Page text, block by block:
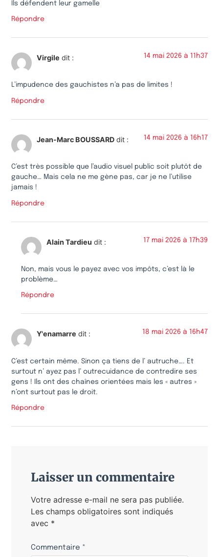
Ils défendent leur gamelle
Répondre
Virgile dit : 14 mai 2026 à 11h37
L’impudence des gauchistes n’a pas de limites !
Répondre
Jean-Marc BOUSSARD dit : 14 mai 2026 à 16h17
C’est très possible que l’audio visuel public soit plutôt de
gauche… Mais cela ne me gène pas, car je ne l’utilise
jamais !
Répondre
Alain Tardieu dit : 17 mai 2026 à 17h39
Non, mais vous le payez avec vos impôts, c’est là le
problème…
Répondre
Y'enamarre dit : 18 mai 2026 à 16h47
C’est certain même. Sinon ça tiens de l’ autruche…. Et
surtout n’ ayez pas l’ outrecuidance de contredire ses
gens ! Ils ont des chaînes orientées mais les « autres »
n’ont surtout pas le droit.
Répondre
Laisser un commentaire
Votre adresse e-mail ne sera pas publiée.
Les champs obligatoires sont indiqués
avec *
Commentaire *